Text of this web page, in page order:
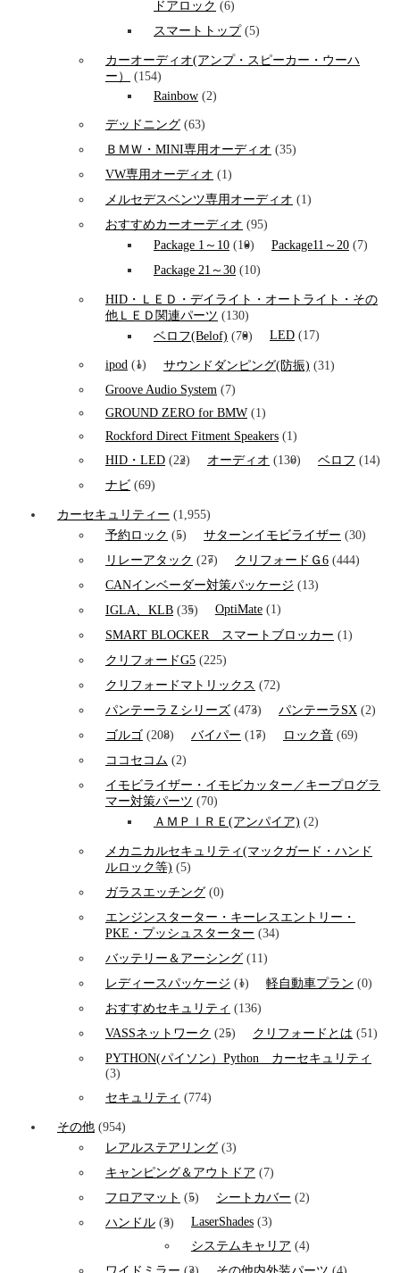
ドアロック (6)
スマートトップ(5)
カーオーディオ(アンプ・スピーカー・ウーハ
ー）
(154)
Rainbow (2)
デッドニング (63)
ＢＭＷ・MINI専用オーディオ (35)
VW専用オーディオ (1)
メルセデスベンツ専用オーディオ (1)
おすすめカーオーディオ (95)
Package 1～10 (10) Package11～20 (7)
Package 21～30 (10)
HID・ＬＥＤ・デイライト・オートライト・その
他ＬＥＤ関連パーツ (130)
ベロフ(Belof) (70) LED (17)
ipod (1) サウンドダンピング(防振) (31)
Groove Audio System (7)
GROUND ZERO for BMW (1)
Rockford Direct Fitment Speakers (1)
HID・LED (22) オーディオ (130) ベロフ (14)
ナビ (69)
カーセキュリティー (1,955)
予約ロック (5) サターンイモビライザー (30)
リレーアタック (27) クリフォードＧ6 (444)
CANインベーダー対策パッケージ (13)
IGLA、KLB (35) OptiMate (1)
SMART BLOCKER スマートブロッカー (1)
クリフォードG5 (225)
クリフォードマトリックス (72)
パンテーラＺシリーズ (473) パンテーラSX (2)
ゴルゴ (208) バイパー (17) ロック音 (69)
ココセコム (2)
イモビライザー・イモビカッター／キープログラ
マー対策パーツ (70)
ＡＭＰＩＲＥ(アンパイア) (2)
メカニカルセキュリティ(マックガード・ハンド
ルロック等) (5)
ガラスエッチング (0)
エンジンスターター・キーレスエントリー・
PKE・プッシュスターター (34)
バッテリー＆アーシング (11)
レディースパッケージ (1) 軽自動車プラン (0)
おすすめセキュリティ (136)
VASSネットワーク (25) クリフォードとは (51)
PYTHON(パイソン）Python カーセキュリティ
(3)
セキュリティ (774)
その他 (954)
レアルステアリング (3)
キャンピング＆アウトドア (7)
フロアマット (5) シートカバー (2)
ハンドル (3) LaserShades (3)
システムキャリア (4)